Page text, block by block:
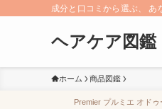
成分と口コミから選ぶ、 あ
ヘアケア図鑑
ホーム 商品図鑑
Premier プルミエ オド